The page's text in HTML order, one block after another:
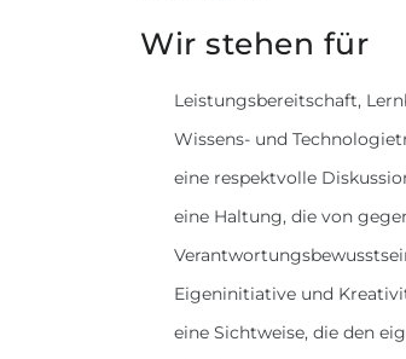
Wir stehen für
Leistungsbereitschaft,
Wissens- und
eine respektvolle
eine Haltung, die von
Eigeninitiative und
eine Sichtweise, die den